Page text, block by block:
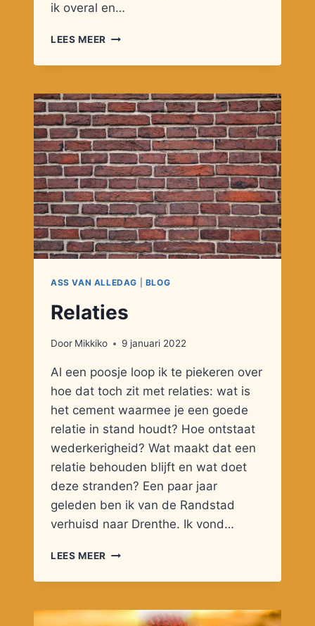
ik overal en…
LEES MEER DE
KANT
DE
DIAGNOSE
ASS VAN ALLEDAG BLOG
Relaties
Door Mikkiko 9 januari 2022
Al een poosje loop ik te piekeren over
hoe dat toch zit met relaties: wat is
het cement waarmee je een goede
relatie in stand houdt? Hoe ontstaat
wederkerigheid? Wat maakt dat een
relatie behouden blijft en wat doet
deze stranden? Een paar jaar
geleden ben ik van de Randstad
verhuisd naar Drenthe. Ik vond…
LEES MEER RELATIES